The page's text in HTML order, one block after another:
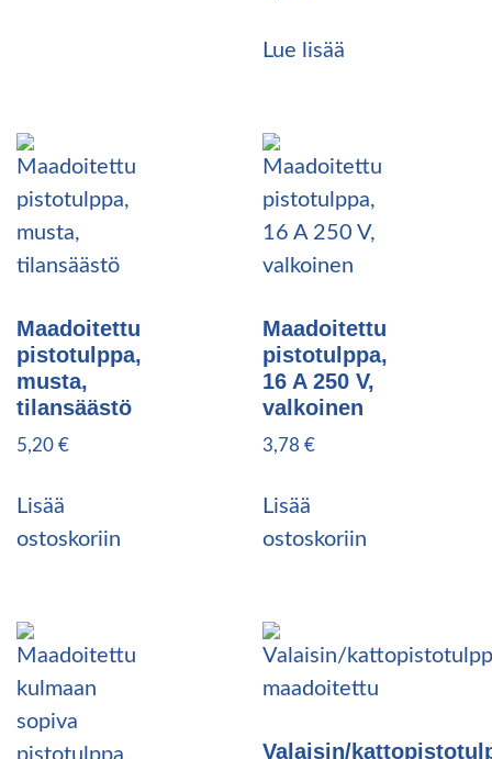
Lue lisää
Maadoitettu
pistotulppa,
musta,
tilansäästö
5,20 €
Lisää
ostoskoriin
Maadoitettu
pistotulppa,
16 A 250 V,
valkoinen
3,78 €
Lisää
ostoskoriin
Valaisin/